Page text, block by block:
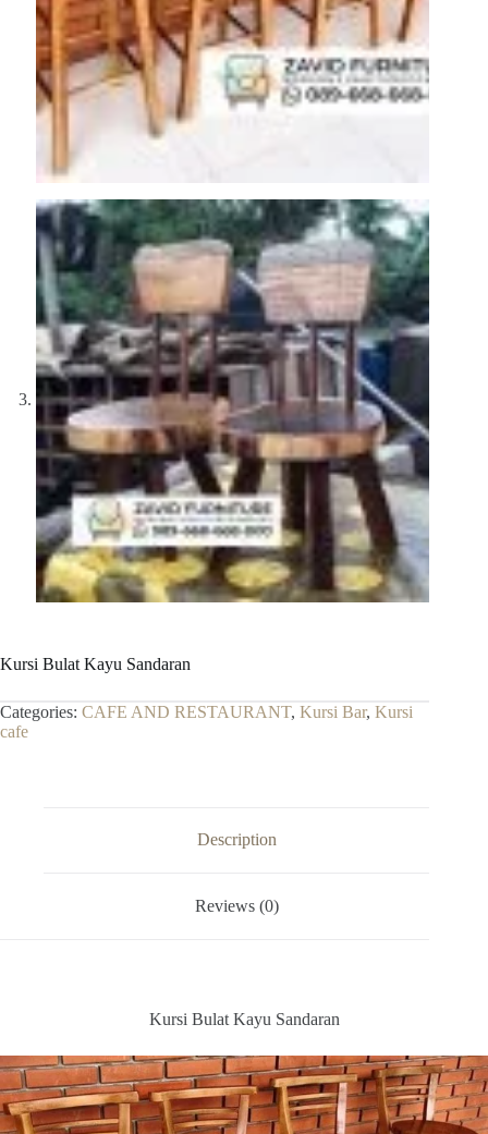
Kursi Bulat Kayu Sandaran
Categories: CAFE AND RESTAURANT, Kursi Bar, Kursi
cafe
Description
Reviews (0)
Kursi Bulat Kayu Sandaran